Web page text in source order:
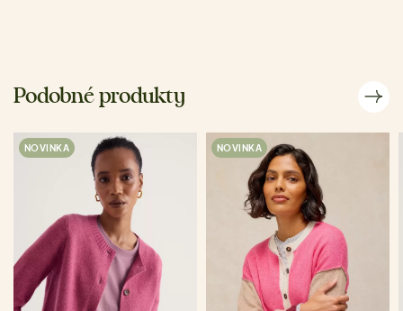
Podobné produkty
NOVINKA NOVINKA